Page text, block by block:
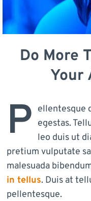
Do More
Your
P ellentesque
egestas.
leo duis ut
pretium vulputate
malesuada
in tellus. Duis at
pellentesque.